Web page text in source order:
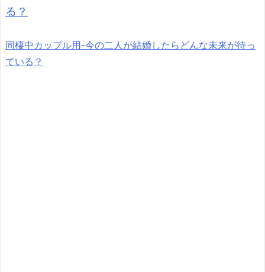
る？
同棲中カップル用-今の二人が結婚したらどんな未来が待っ
ている？